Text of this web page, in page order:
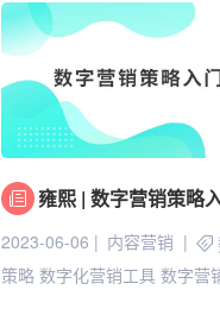
雍熙 | 数字营销策略
2023-06-06 内容营销
策略 数字化营销工具 数字营